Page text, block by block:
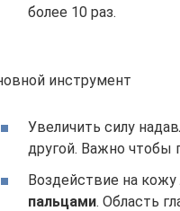
более 10 раз.
инструмент
Увеличить силу
другой. Важно чтобы
Воздействие на
пальцами. Область